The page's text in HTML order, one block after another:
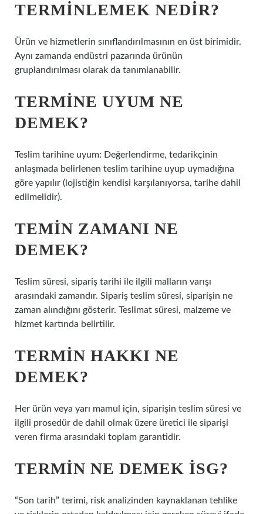
TERMINLEMEK NEDIR?
Ürün ve hizmetlerin sınıflandırılmasının en üst birimidir.
Aynı zamanda endüstri pazarında ürünün
gruplandırılması olarak da tanımlanabilir.
TERMINE UYUM NE
DEMEK?
Teslim tarihine uyum: Değerlendirme, tedarikçinin
anlaşmada belirlenen teslim tarihine uyup uymadığına
göre yapılır (lojistiğin kendisi karşılanıyorsa, tarihe dahil
edilmelidir).
TEMIN ZAMANI NE
DEMEK?
Teslim süresi, sipariş tarihi ile ilgili malların varışı
arasındaki zamandır. Sipariş teslim süresi, siparişin ne
zaman alındığını gösterir. Teslimat süresi, malzeme ve
hizmet kartında belirtilir.
TERMIN HAKKI NE
DEMEK?
Her ürün veya yarı mamul için, siparişin teslim süresi ve
ilgili prosedür de dahil olmak üzere üretici ile siparişi
veren firma arasındaki toplam garantidir.
TERMIN NE DEMEK ISG?
“Son tarih” terimi, risk analizinden kaynaklanan tehlike